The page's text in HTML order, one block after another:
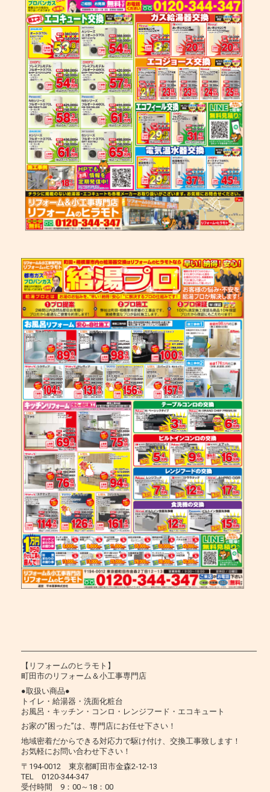
【リフォームのヒラモト】
町田市のリフォーム＆小工事専門店
●取扱い商品●
トイレ・給湯器・洗面化粧台
お風呂・キッチン・コンロ・レンジフード・エコキュート
お家の”困った”は、専門店にお任せ下さい！
地域密着だからできる対応力で駆け付け、交換工事致します！
お気軽にお問い合わせ下さい！
〒194‐0012 東京都町田市金森2‐12‐13
TEL 0120‐344‐347
受付時間 9：00～18：00